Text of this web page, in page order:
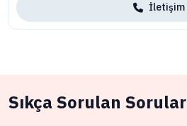
İletişim
Sıkça Sorulan Sorular